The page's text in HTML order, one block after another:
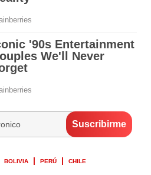
BOLIVIA PERÚ
CHILE